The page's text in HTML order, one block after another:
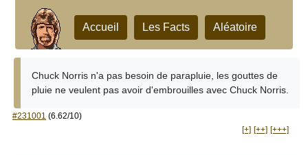
Accueil Les Facts Aléatoire
Chuck Norris n'a pas besoin de parapluie, les gouttes de
pluie ne veulent pas avoir d'embrouilles avec Chuck Norris.
#231001 (6.62/10)
[+] [++] [+++]